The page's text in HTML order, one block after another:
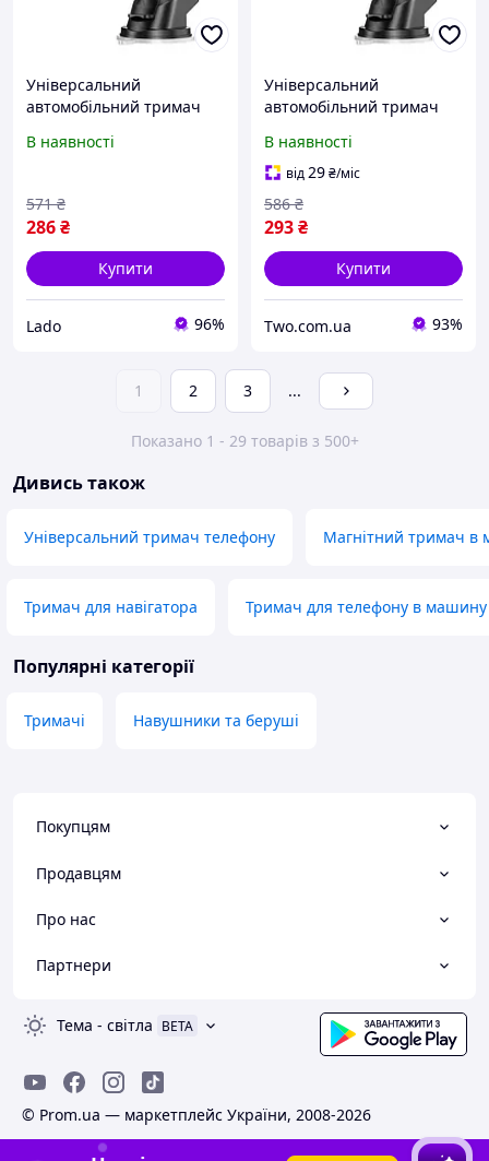
Універсальний
автомобільний тримач
DCA17 магнітний холдер
присоску Чорний lad
В наявності
286₴
571 ₴
Купити
Lado 96%
Універсальний
автомобільний тримач
DCA17 магнітний холдер
в авто кронштейн на
присоску Чорний
В наявності
від29₴/міс
293₴
586 ₴
Купити
Two.com.ua 93%
1 2 3 ...
Показано 1 - 29 товарів з 500+
Дивись також
Універсальний тримач телефону Магнітний тримач в
Тримач для навігатора Тримач для телефону в машину
Популярні категорії
Тримачі Навушники та беруші
Покупцям
Продавцям
Про нас
Партнери
Тема - світла BETA
© Prom.ua — маркетплейс України, 2008-2026